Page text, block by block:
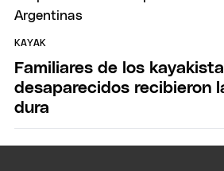
KAYAK
Familiares de los
desaparecidos recibieron
dura